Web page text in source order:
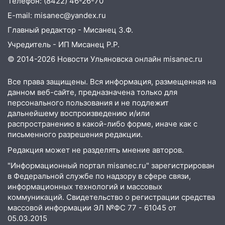
12:34 На Ульяновскую область
надвигается сильнейшая непогода: град
и шквал до 27 м/с
12:31
Ульяновец хотел купить иномарку
из Европы и потерял 760 тысяч рублей
12:20 В Чердаклинском районе
столкнулись «Лада» и Chevrolet:
пострадал 14-летний подросток
12:00 Где есть бензин в Ульяновске 7
августа: список АЗС
11:50
Заснул рядом с ребёнком и
случайно задушил его: суд вынес
приговор
11:38 В Ленинском районе пожар
полностью уничтожил дачный дом и
сарай
E-mail: misanec@yandex.ru
Главный редактор - Мисанец З.Ф.
Учредитель - ИП Мисанец Р.Р.
© 2014-2026 Новости Ульяновска онлайн misanec.ru
Все права защищены. Вся информация, размещенная на
данном веб-сайте, предназначена только для
персонального пользования и не подлежит
дальнейшему воспроизведению и/или
распространению в какой-либо форме, иначе как с
письменного разрешения редакции.
Редакция может не разделять мнение авторов.
"Информационный портал misanec.ru" зарегистрирован
в Федеральной службе по надзору в сфере связи,
информационных технологий и массовых
коммуникаций. Свидетельство о регистрации средства
массовой информации ЭЛ №ФС 77 - 61045 от
05.03.2015